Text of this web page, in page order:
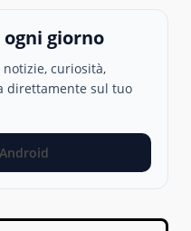
ogni giorno
curiosità,
direttamente sul tuo